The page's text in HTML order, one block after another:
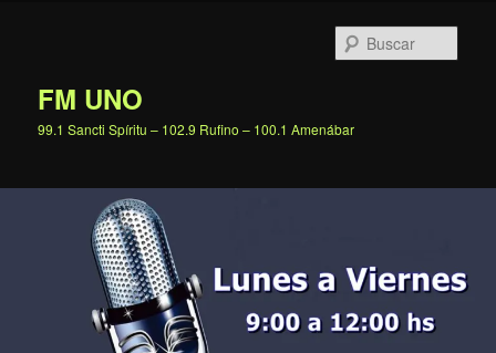
FM UNO
99.1 Sancti Spíritu – 102.9 Rufino – 100.1 Amenábar